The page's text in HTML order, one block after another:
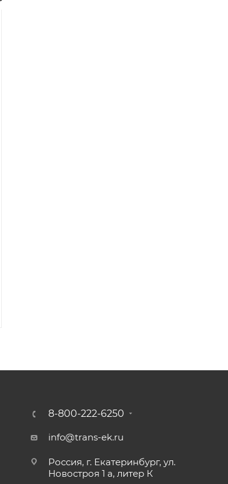
8-800-222-6250
info@trans-ek.ru
Россия, г. Екатеринбург, ул.
Новостроя 1 а, литер К